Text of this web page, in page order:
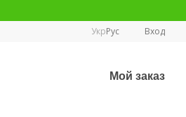
УкрРус Вход
Мой заказ